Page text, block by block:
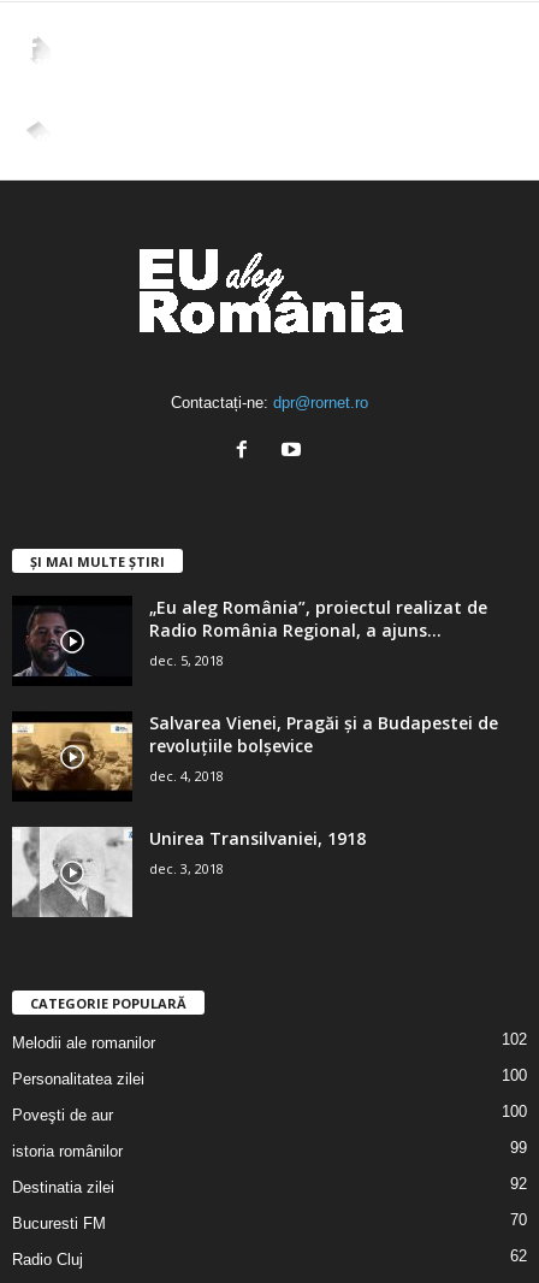
2,265
4,400
Contactați-ne: dpr@rornet.ro
ȘI MAI MULTE ȘTIRI
„Eu aleg România”, proiectul realizat de
Radio România Regional, a ajuns...
dec. 5, 2018
Salvarea Vienei, Pragăi şi a Budapestei de
revoluţiile bolşevice
dec. 4, 2018
Unirea Transilvaniei, 1918
dec. 3, 2018
CATEGORIE POPULARĂ
Melodii ale romanilor 102
Personalitatea zilei 100
Poveşti de aur 100
istoria românilor 99
Destinatia zilei 92
Bucuresti FM 70
Radio Cluj 62